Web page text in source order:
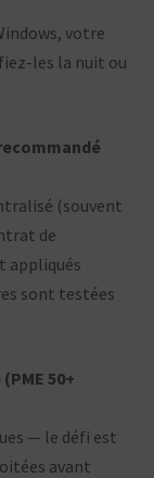
votre
les la nuit ou
(souvent
de
appliqués
sont testées
50+
— le défi est
avant